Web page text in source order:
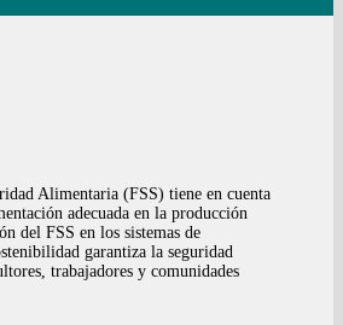
Alimentaria (FSS) tiene en cuenta
adecuada en la producción
del FSS en los sistemas de
garantiza la seguridad
trabajadores y comunidades